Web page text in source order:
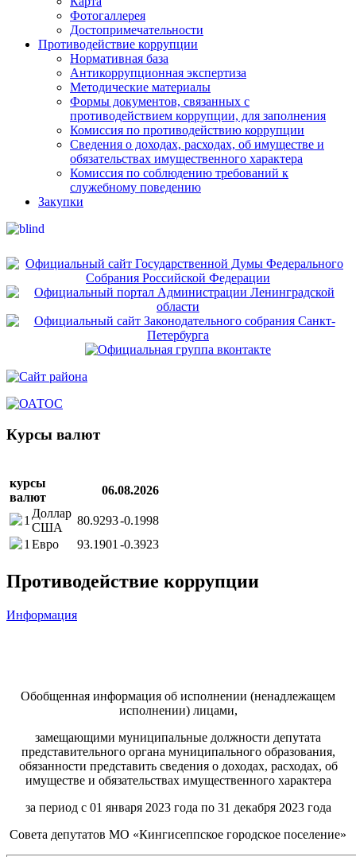
Фотогаллерея
Достопримечательности
Противодействие коррупции
Нормативная база
Антикоррупционная экспертиза
Методические материалы
Формы документов, связанных с
противодействием коррупции, для заполнения
Комиссия по противодействию коррупции
Сведения о доходах, расходах, об имуществе и
обязательствах имущественного характера
Комиссия по соблюдению требований к
служебному поведению
Закупки
Курсы валют
курсы
валют
06.08.2026
1
Доллар
США
80.9293-0.1998
1 Евро 93.1901 -0.3923
Противодействие коррупции
Информация
Обобщенная информация об исполнении (ненадлежащем
исполнении) лицами,
замещающими муниципальные должности депутата
представительного органа муниципального образования,
обязанности представить сведения о доходах, расходах, об
имуществе и обязательствах имущественного характера
за период с 01 января 2023 года по 31 декабря 2023 года
Совета депутатов МО «Кингисеппское городское поселение»